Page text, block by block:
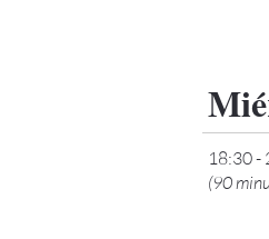
18:30 -
(90